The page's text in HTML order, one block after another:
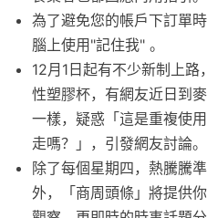
為了避免您的帳戶下訂單
腦上使用"記住我" 。
12月1日起有不少新制上
性塑膠杯，有網友近日到
一樣，疑惑「這是重複使
走嗎？」，引發網友討論。
除了每個星期四，熱騰騰
外，「商周頭條」將提供